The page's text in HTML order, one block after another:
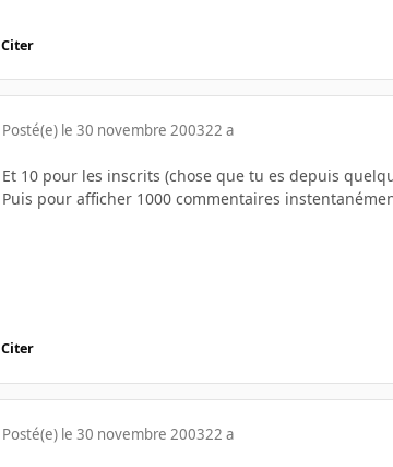
Citer
Posté(e) le 30 novembre 200322 a
Et 10 pour les inscrits (chose que tu es depuis
Puis pour afficher 1000 commentaires
Citer
Posté(e) le 30 novembre 200322 a